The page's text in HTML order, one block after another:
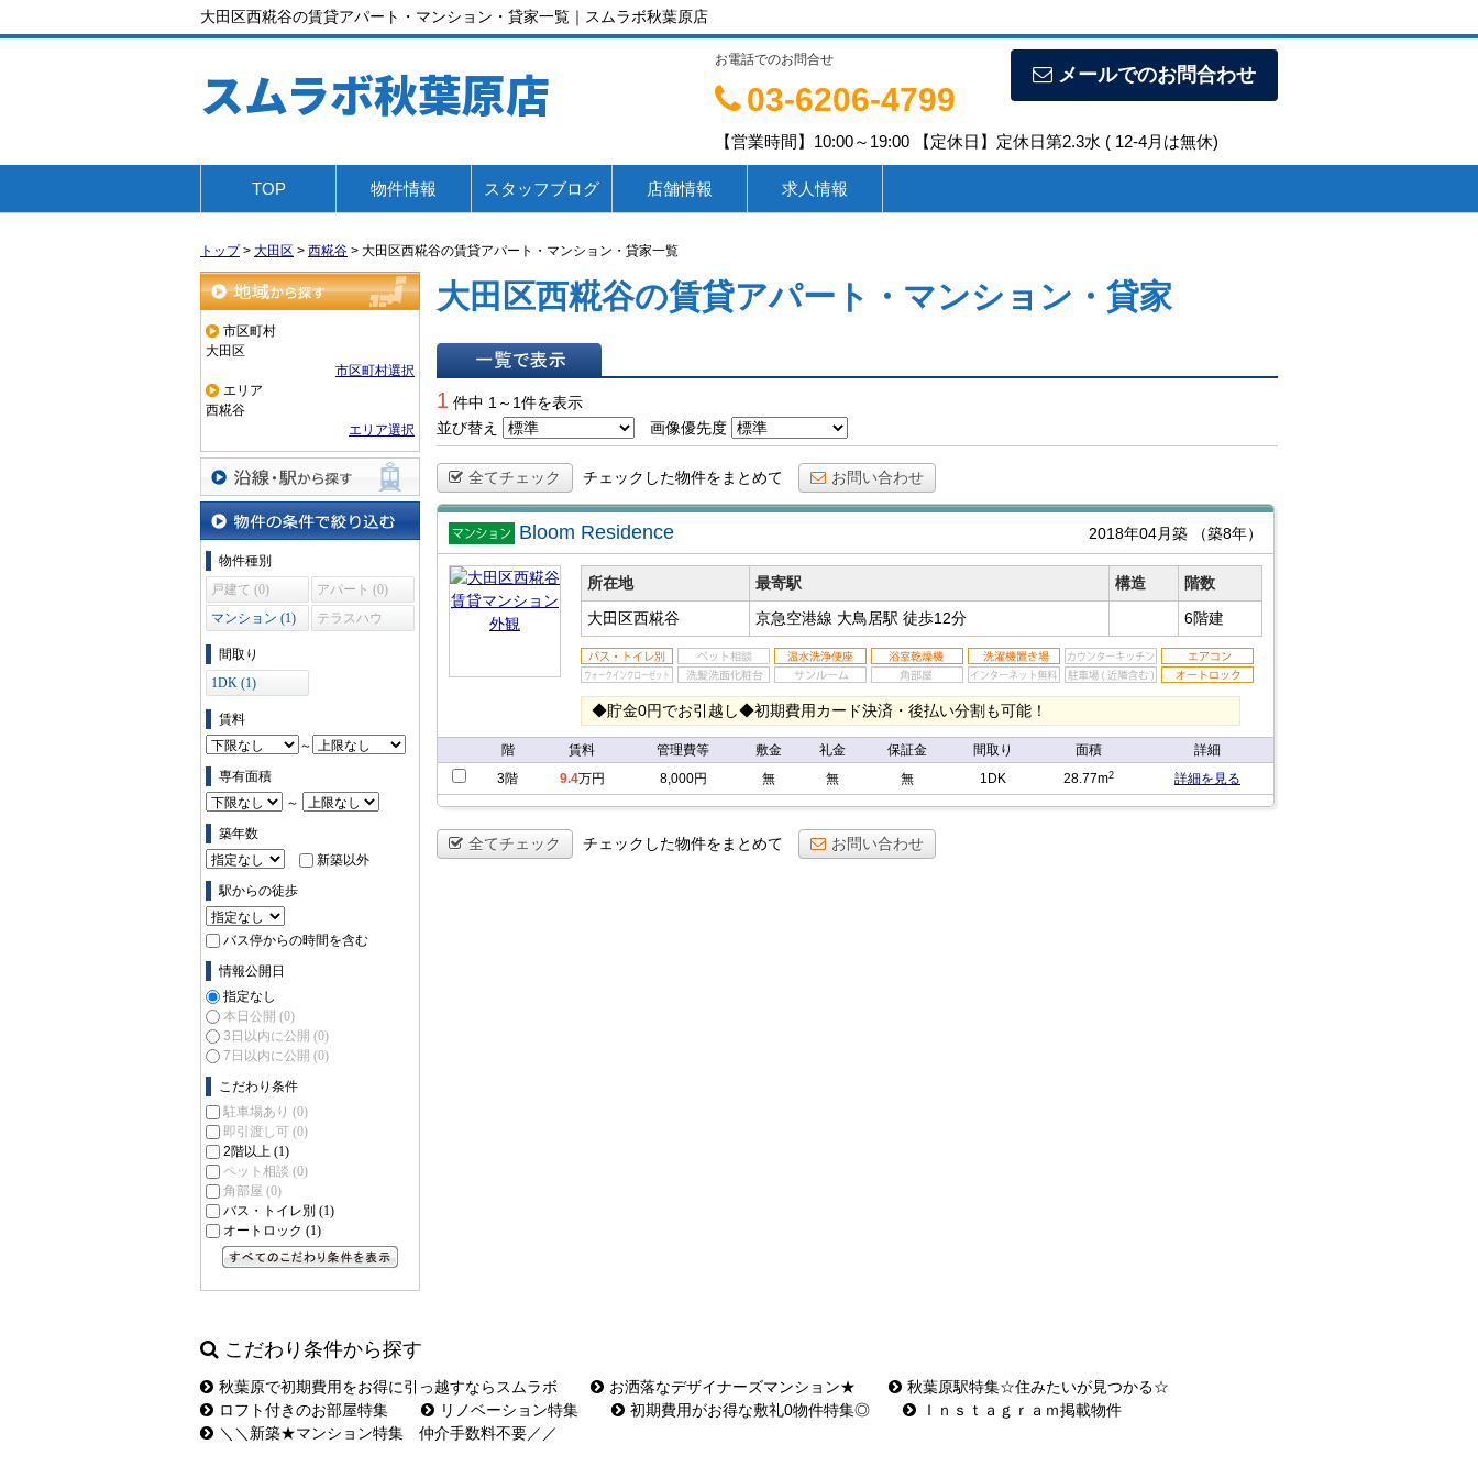
大田区西糀谷の賃貸アパート・マンション・貸家一覧｜スムラボ秋葉原店
スムラボ秋葉原店 メールでのお問合わせ
お電話でのお問合せ
03-6206-4799
【営業時間】10:00～19:00 【定休日】定休日第2.3水 ( 12-4月は無休)
TOP 物件情報 スタッフブログ 店舗情報 求人情報
トップ> 大田区 > 西糀谷 > 大田区西糀谷の賃貸アパート・マンション・貸家一覧
地域から探す
市区町村
大田区
市区町村選択
エリア
西糀谷
エリア選択
沿線・駅から探す
物件の条件で絞り込む
物件種別
戸建て (0)
アパート (0)
マンション (1)
テラスハウ
間取り
1DK (1)
賃料
～
専有面積
～
築年数
新築以外
駅からの徒歩
バス停からの時間を含む
情報公開日
指定なし
本日公開 (0)
3日以内に公開 (0)
7日以内に公開 (0)
こだわり条件
駐車場あり (0)
即引渡し可 (0)
2階以上 (1)
ペット相談 (0)
角部屋 (0)
バス・トイレ別 (1)
オートロック (1)
大田区西糀谷の賃貸アパート・マンション・貸家
1 件中 1～1件を表示
並び替え
画像優先度
全てチェック チェックした物件をまとめて お問い合わせ
賃貸マン
ション
Bloom Residence 2018年04月築 （築8年）
所在地 最寄駅 構造
階数
大田区西糀谷
京急空港線 大鳥居駅 徒歩12分 6階建
◆貯金0円でお引越し◆初期費用カード決済・後払い分割も可能！
階 賃料 管理費等 敷金 礼金 保証金 間取り 面積
詳細
3階
9.4万円 8,000円 無 無 無 1DK 28.77m2 詳細を見る
全てチェック チェックした物件をまとめて お問い合わせ
こだわり条件から探す
秋葉原で初期費用をお得に引っ越すならスムラボ お洒落なデザイナーズマンション★
秋葉原駅特集☆住みたいが見つかる☆
ロフト付きのお部屋特集
リノベーション特集 初期費用がお得な敷礼0物件特集◎
Ｉｎｓｔａｇｒａｍ掲載物件
＼＼新築★マンション特集 仲介手数料不要／／